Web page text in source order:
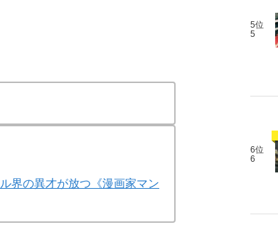
界の異才が放つ《漫画家マン
5位
5
6位
6